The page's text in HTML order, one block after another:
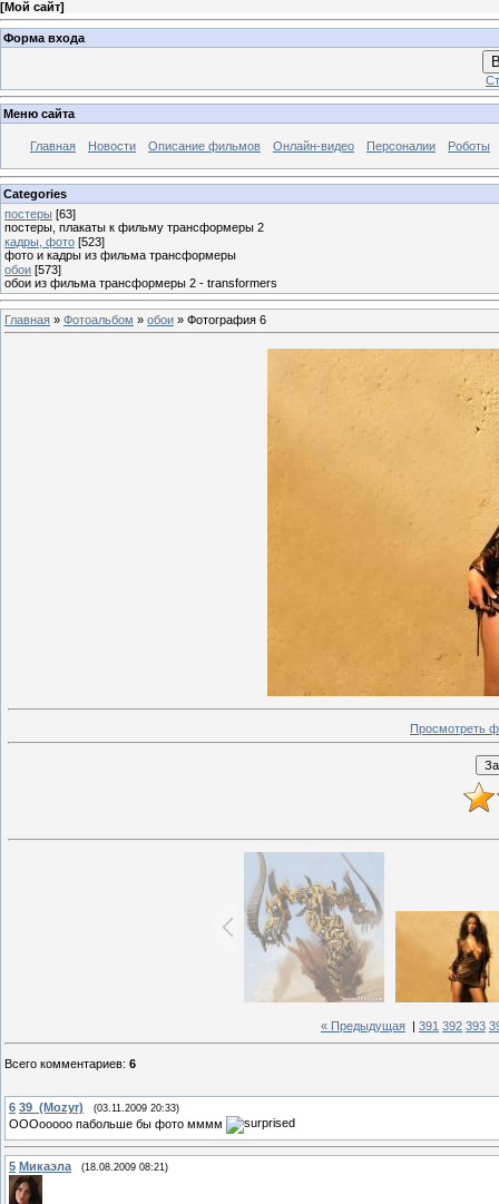
[Мой сайт]
Форма входа
Меню сайта
Главная Новости Описание фильмов Онлайн-видео Персоналии Роботы
Categories
постеры [63]
постеры, плакаты к фильму трансформеры 2
кадры, фото [523]
фото и кадры из фильма трансформеры
обои [573]
обои из фильма трансформеры 2 - transformers
Главная » Фотоальбом » обои » Фотография 6
Просмотреть
« Предыдущая 391 392 393
Всего комментариев: 6
6 39_(Mozyr) (03.11.2009 20:33)
ОООооооо пабольше бы фото мммм
5 Микаэла (18.08.2009 08:21)